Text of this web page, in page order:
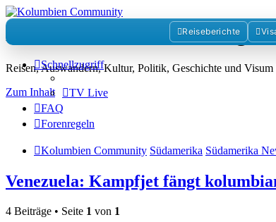
Kolumbienforum - Das
Reisen, Auswandern, Kultur, Politik, Geschichte und
Zum Inhalt
Reiseberichte
Schnellzugriff
TV Live
FAQ
Forenregeln
Kolumbien Community Südamerika Südamerika
Venezuela: Kampfjet fängt
4 Beiträge • Seite 1 von 1